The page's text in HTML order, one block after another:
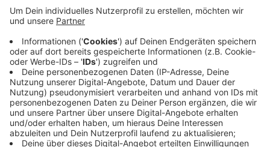
Anzeige
Nach ersten Erkenntnissen wollte ein Auto den
Fahrstreifen wechseln und stieß dabei mit einem
zweiten Auto zusammen. Einige Minuten später fuhr
dann ein drittes Auto in die Unfallstelle und prallte
gegen einen vierten Wagen. Zwei Menschen sind
lebensgefährlich verletzt mit einem
Rettungshubschrauber ins Krankenhaus gekommen.